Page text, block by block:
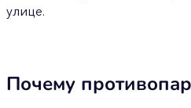
улице.
Почему